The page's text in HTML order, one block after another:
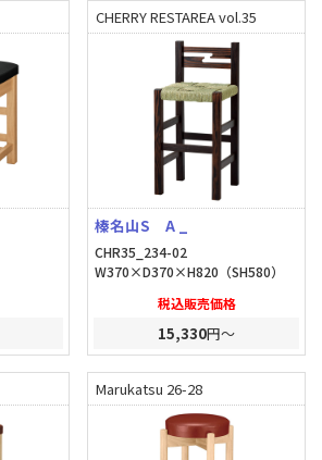
CHERRY RESTAREA vol.35
榛名山S A _
CHR35_234-02
W370×D370×H820（SH580）
税込販売価格
15,330円～
Marukatsu 26-28